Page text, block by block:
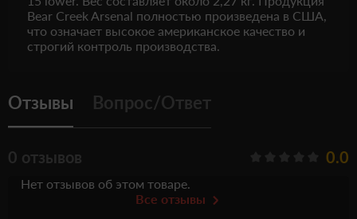
Bear Creek Arsenal полностью произведена в США,
что означает высокое американское качество и
строгий контроль производства.
Отзывы Вопрос/Ответ
0 отзывов 0.0
Нет отзывов об этом товаре.
Все отзывы